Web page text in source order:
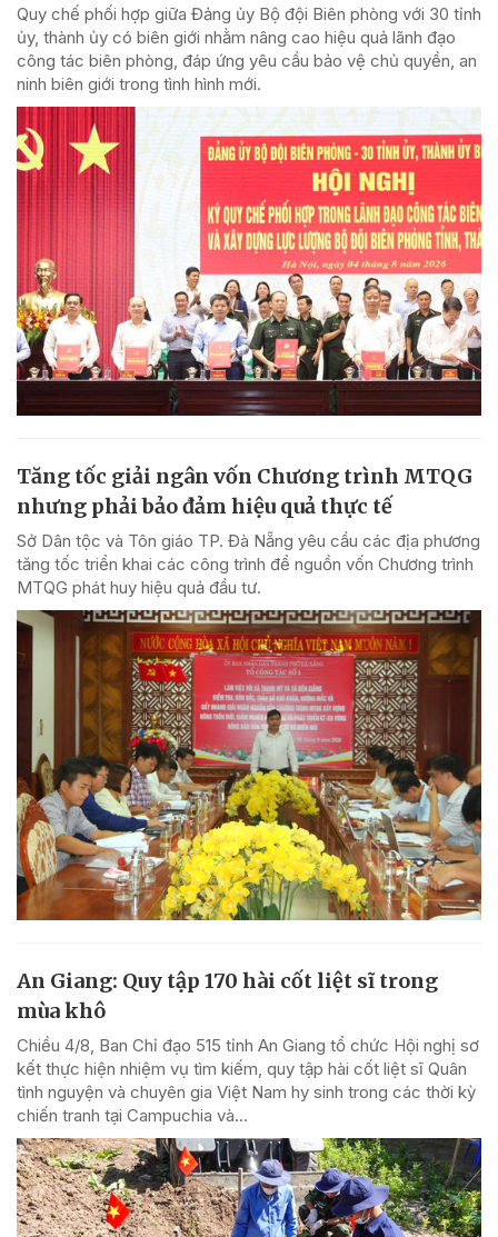
Quy chế phối hợp giữa Đảng ủy Bộ đội Biên phòng với 30 tỉnh
ủy, thành ủy có biên giới nhằm nâng cao hiệu quả lãnh đạo
công tác biên phòng, đáp ứng yêu cầu bảo vệ chủ quyền, an
ninh biên giới trong tình hình mới.
Tăng tốc giải ngân vốn Chương trình MTQG
nhưng phải bảo đảm hiệu quả thực tế
Sở Dân tộc và Tôn giáo TP. Đà Nẵng yêu cầu các địa phương
tăng tốc triển khai các công trình để nguồn vốn Chương trình
MTQG phát huy hiệu quả đầu tư.
An Giang: Quy tập 170 hài cốt liệt sĩ trong
mùa khô
Chiều 4/8, Ban Chỉ đạo 515 tỉnh An Giang tổ chức Hội nghị sơ
kết thực hiện nhiệm vụ tìm kiếm, quy tập hài cốt liệt sĩ Quân
tình nguyện và chuyên gia Việt Nam hy sinh trong các thời kỳ
chiến tranh tại Campuchia và...